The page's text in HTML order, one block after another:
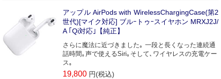
アップル AirPods with WirelessChargingCase(第2
世代)[マイク対応] ブルｰトゥｰスイヤホン MRXJ2J/
A ｢Qi対応｣【純正】
さらに魔法に近づきました｡ 一段と長くなった連続通
話時間｡声で使えるSiri｡そして､ワイヤレスの充電ケー
ス｡
19,800 円(税込)